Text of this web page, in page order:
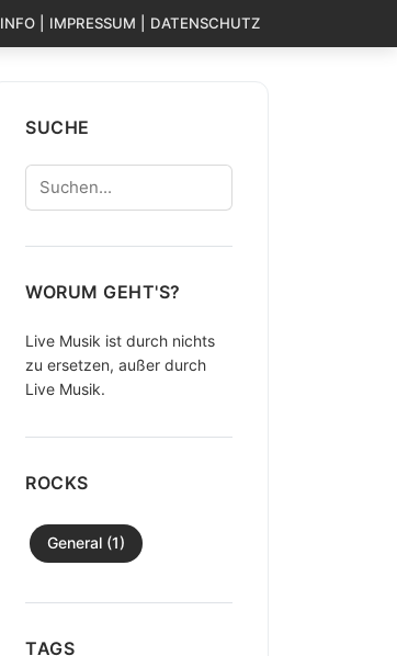
INFO | IMPRESSUM | DATENSCHUTZ
SUCHE
Suchen
WORUM GEHT'S?
Live Musik ist durch nichts
zu ersetzen, außer durch
Live Musik.
ROCKS
General (1)
TAGS